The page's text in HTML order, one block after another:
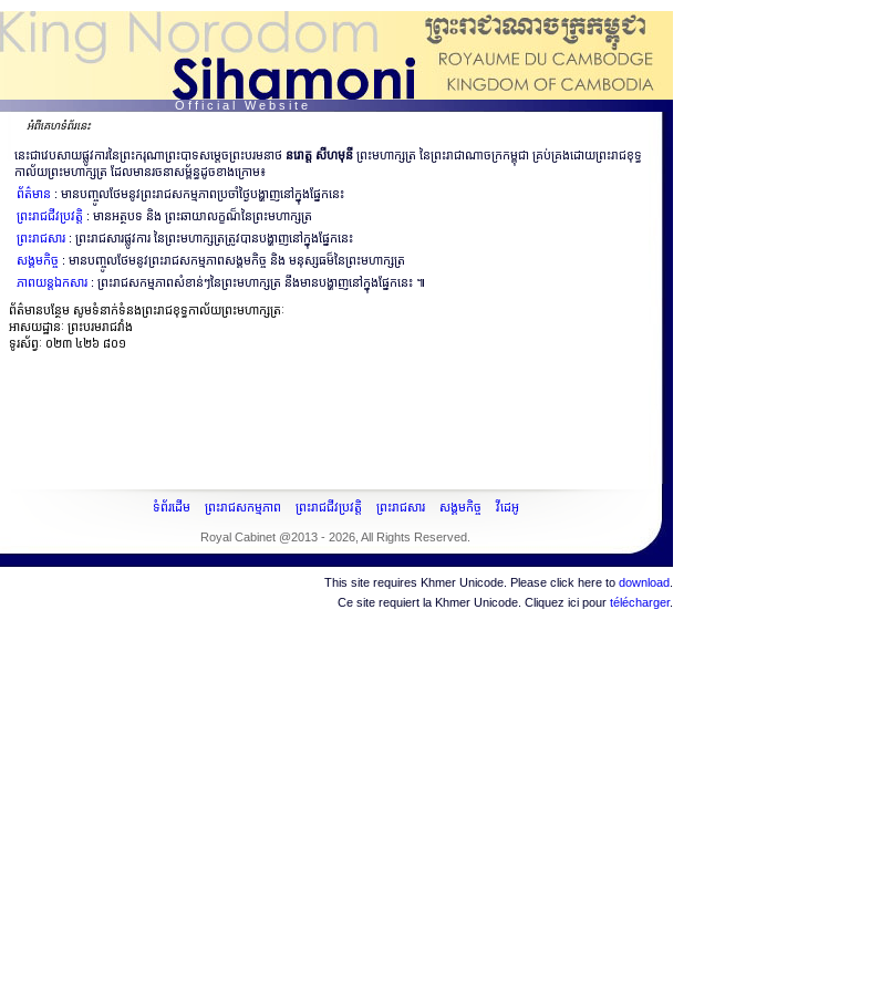
O f f i c i a l W e b s i t e
អំពីគេហទំព័រនេះ
នេះជាវេបសាយផ្លូវការនៃព្រះករុណាព្រះបាទសម្តេចព្រះបរមនាថ នរោត្ត សីហមុនី ព្រះមហាក្សត្រ នៃព្រះរាជាណាចក្រកម្ពុជា គ្រប់គ្រងដោយព្រះរាជខុទ្ធ
កាល័យព្រះមហាក្សត្រ ដែលមានរចនាសម្ព័ន្ធដូចខាងក្រោម៖
ព័ត៌មាន : មានបញ្ចូលថែមនូវព្រះរាជសកម្មភាពប្រចាំថ្ងៃបង្ហាញនៅក្នុងផ្នែកនេះ
ព្រះរាជជីវប្រវត្តិ : មានអត្ថបទ និង ព្រះឆាយាលក្ខណ៏នៃព្រះមហាក្សត្រ
ព្រះរាជសារ : ព្រះរាជសារផ្លូវការ នៃព្រះមហាក្សត្រត្រូវបានបង្ហាញនៅក្នុងផ្នែកនេះ
សង្គមកិច្ច : មានបញ្ចូលថែមនូវព្រះរាជសកម្មភាពសង្គមកិច្ច និង មនុស្សធម៏នៃព្រះមហាក្សត្រ
ភាពយន្តឯកសារ : ព្រះរាជសកម្មភាពសំខាន់ៗនៃព្រះមហាក្សត្រ នឹងមានបង្ហាញនៅក្នុងផ្នែកនេះ ៕
ព័ត៌មានបន្ថែម សូមទំនាក់ទំនងព្រះរាជខុទ្ធកាល័យព្រះមហាក្សត្រៈ
អាសយដ្ឋានៈ ព្រះបរមរាជវាំង
ទូរស័ព្វៈ ០២៣ ៤២៦ ៨០១
ទំព័រដើម ព្រះរាជសកម្មភាព ព្រះរាជជីវប្រវត្តិ ព្រះរាជសារ សង្គមកិច្ច វីដេអូ
Royal Cabinet @2013 - 2026, All Rights Reserved.
This site requires Khmer Unicode. Please click here to download
Ce site requiert la Khmer Unicode. Cliquez ici pour télécharger.